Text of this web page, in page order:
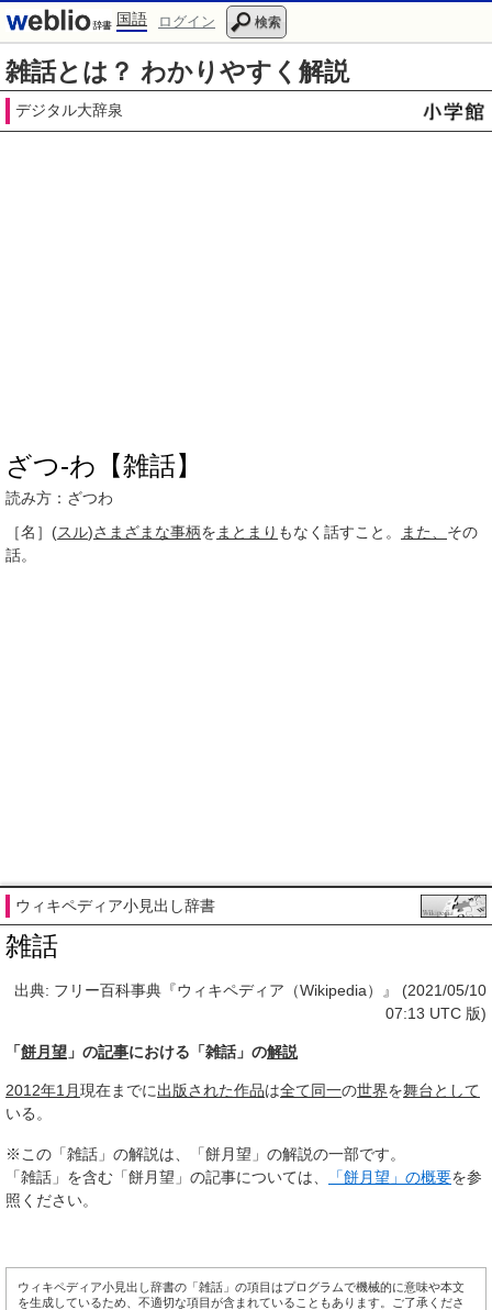
国語 ログイン 検索
雑話とは？ わかりやすく解説
デジタル大辞泉
ざつ‐わ【雑話】
読み方：ざつわ
［名］ (スル)さまざまな事柄を まとまり もなく話すこと。 また、 その
話。
ウィキペディア小見出し辞書
雑話
出典: フリー百科事典『ウィキペディア（Wikipedia）』 (2021/05/10
07:13 UTC 版)
「餅月望 」の記事における「雑話」の解説
2012年1月現在までに出版された作品は全て同一の世界を舞台として
いる。
※この「雑話」の解説は、「餅月望」の解説の一部です。
「雑話」を含む「餅月望」の記事については、
「餅月望」の概要を参
照ください。
ウィキペディア小見出し辞書の「雑話」の項目はプログラムで機械的に意味や本文
を生成しているため、不適切な項目が含まれていることもあります。ご了承くださ